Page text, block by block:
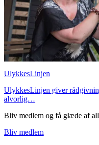
UlykkesLinjen
UlykkesLinjen giver
alvorlig…
Bliv medlem og få glæde af
Bliv medlem